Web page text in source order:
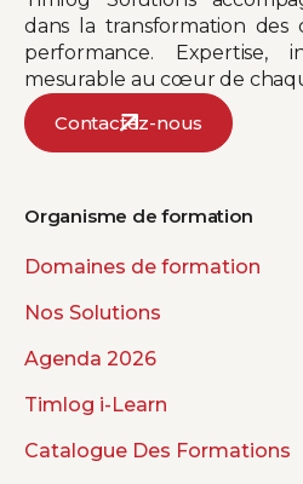
dans la transformation des
performance. Expertise,
mesurable au cœur de
Contactez-nous
Organisme de formation
Domaines de formation
Nos Solutions
Agenda 2026
Timlog i-Learn
Catalogue Des Formations